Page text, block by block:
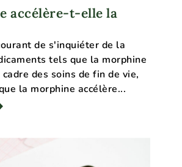
accélère-t-elle la
de s'inquiéter de la
tels que la morphine
des soins de fin de vie,
la morphine accélère...